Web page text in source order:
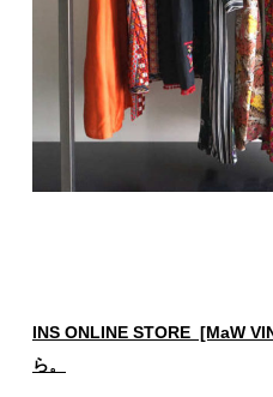
INS ONLINE STORE [MaW
ら。